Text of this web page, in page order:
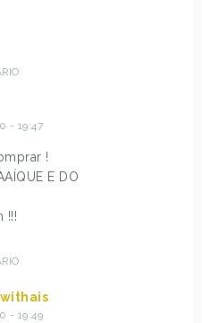
- 19:47
!
E DO
!!!
- 19:49